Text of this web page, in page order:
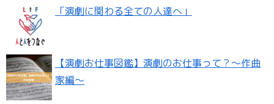
「演劇に関わる全ての人達へ」
【演劇お仕事図鑑】演劇のお仕事って？〜作曲
家編〜